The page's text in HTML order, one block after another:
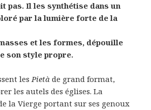
pas. Il les synthétise dans un
par la lumière forte de la
et les formes, dépouille
son style propre.
lesPietàde grand format,
les autels des églises. La
la Vierge portant sur ses genoux